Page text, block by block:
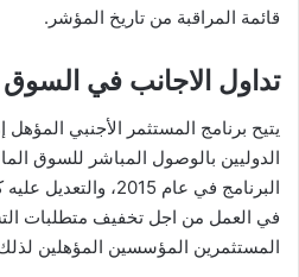
قائمة المراقبة من تاريخ المؤشر.
تداول الاجانب في
يتيح برنامج المستثمر الأجنبي المؤهل
الدوليين بالوصول المباشر للسوق
في العمل من اجل تخفيف متطلبات
المستثمرين المؤسسين المؤهلين